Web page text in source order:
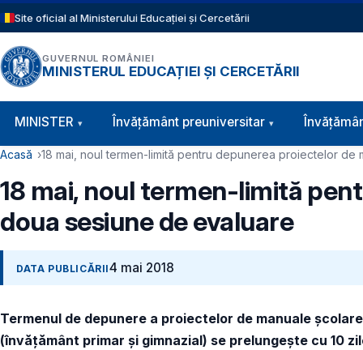
Sari la conținutul principal
Site oficial al Ministerului Educației și Cercetării
GUVERNUL ROMÂNIEI
MINISTERUL EDUCAȚIEI ȘI CERCETĂRII
Navigație principală
MINISTER Învăţământ preuniversitar
Cale de navigare
Acasă 18 mai, noul termen-limită pentru depunerea proiectelor
18 mai, noul termen-limită
doua sesiune de evaluare
DATA PUBLICĂRII4 mai 2018
Termenul de depunere a proiectelor de manuale
(învățământ primar și gimnazial) se prelungește cu 10